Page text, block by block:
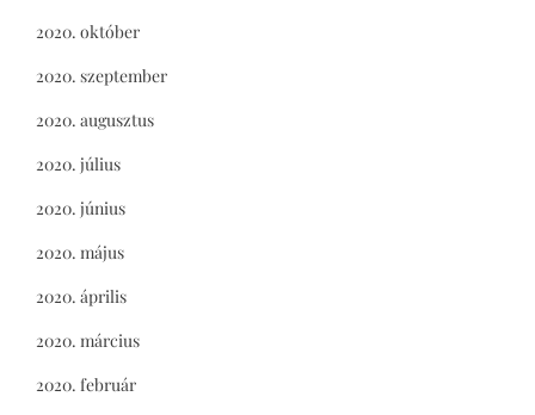
2020. október
2020. szeptember
2020. augusztus
2020. július
2020. június
2020. május
2020. április
2020. március
2020. február